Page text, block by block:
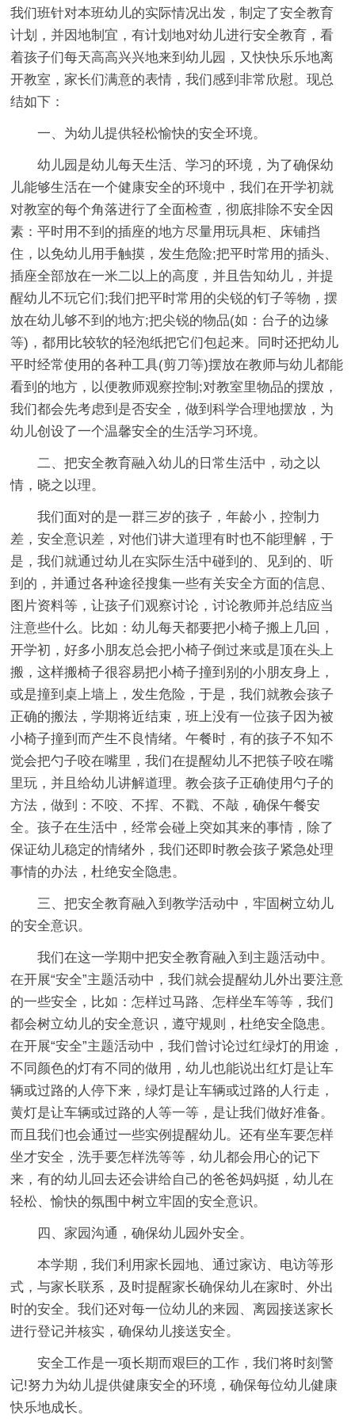
我们班针对本班幼儿的实际情况出发，制定了安全教育
计划，并因地制宜，有计划地对幼儿进行安全教育，看
着孩子们每天高高兴兴地来到幼儿园，又快快乐乐地离
开教室，家长们满意的表情，我们感到非常欣慰。现总
结如下：
一、为幼儿提供轻松愉快的安全环境。
幼儿园是幼儿每天生活、学习的环境，为了确保幼
儿能够生活在一个健康安全的环境中，我们在开学初就
对教室的每个角落进行了全面检查，彻底排除不安全因
素：平时用不到的插座的地方尽量用玩具柜、床铺挡
住，以免幼儿用手触摸，发生危险;把平时常用的插头、
插座全部放在一米二以上的高度，并且告知幼儿，并提
醒幼儿不玩它们;我们把平时常用的尖锐的钉子等物，摆
放在幼儿够不到的地方;把尖锐的物品(如：台子的边缘
等)，都用比较软的轻泡纸把它们包起来。同时还把幼儿
平时经常使用的各种工具(剪刀等)摆放在教师与幼儿都能
看到的地方，以便教师观察控制;对教室里物品的摆放，
我们都会先考虑到是否安全，做到科学合理地摆放，为
幼儿创设了一个温馨安全的生活学习环境。
二、把安全教育融入幼儿的日常生活中，动之以
情，晓之以理。
我们面对的是一群三岁的孩子，年龄小，控制力
差，安全意识差，对他们讲大道理有时也不能理解，于
是，我们就通过幼儿在实际生活中碰到的、见到的、听
到的，并通过各种途径搜集一些有关安全方面的信息、
图片资料等，让孩子们观察讨论，讨论教师并总结应当
注意些什么。比如：幼儿每天都要把小椅子搬上几回，
开学初，好多小朋友总会把小椅子倒过来或是顶在头上
搬，这样搬椅子很容易把小椅子撞到别的小朋友身上，
或是撞到桌上墙上，发生危险，于是，我们就教会孩子
正确的搬法，学期将近结束，班上没有一位孩子因为被
小椅子撞到而产生不良情绪。午餐时，有的孩子不知不
觉会把勺子咬在嘴里，我们在提醒幼儿不把筷子咬在嘴
里玩，并且给幼儿讲解道理。教会孩子正确使用勺子的
方法，做到：不咬、不挥、不戳、不敲，确保午餐安
全。孩子在生活中，经常会碰上突如其来的事情，除了
保证幼儿稳定的情绪外，我们还即时教会孩子紧急处理
事情的办法，杜绝安全隐患。
三、把安全教育融入到教学活动中，牢固树立幼儿
的安全意识。
我们在这一学期中把安全教育融入到主题活动中。
在开展“安全”主题活动中，我们就会提醒幼儿外出要注意
的一些安全，比如：怎样过马路、怎样坐车等等，我们
都会树立幼儿的安全意识，遵守规则，杜绝安全隐患。
在开展“安全”主题活动中，我们曾讨论过红绿灯的用途，
不同颜色的灯有不同的做用，幼儿也能说出红灯是让车
辆或过路的人停下来，绿灯是让车辆或过路的人行走，
黄灯是让车辆或过路的人等一等，是让我们做好准备。
而且我们也会通过一些实例提醒幼儿。还有坐车要怎样
坐才安全，洗手要怎样洗等等，幼儿都会用心的记下
来，有的幼儿回去还会讲给自己的爸爸妈妈挺，幼儿在
轻松、愉快的氛围中树立牢固的安全意识。
四、家园沟通，确保幼儿园外安全。
本学期，我们利用家长园地、通过家访、电访等形
式，与家长联系，及时提醒家长确保幼儿在家时、外出
时的安全。我们还对每一位幼儿的来园、离园接送家长
进行登记并核实，确保幼儿接送安全。
安全工作是一项长期而艰巨的工作，我们将时刻警
记!努力为幼儿提供健康安全的环境，确保每位幼儿健康
快乐地成长。